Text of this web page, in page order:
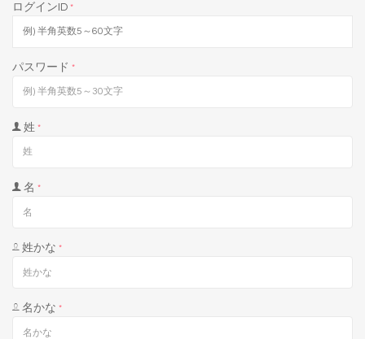
ログインID *
パスワード *
姓 *
名 *
姓かな *
名かな *